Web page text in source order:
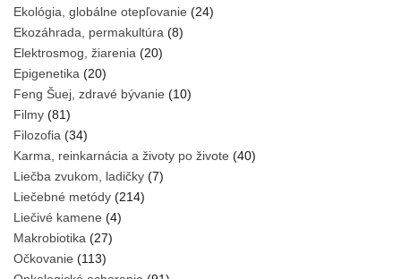
Ekológia, globálne otepľovanie (24)
Ekozáhrada, permakultúra (8)
Elektrosmog, žiarenia (20)
Epigenetika (20)
Feng Šuej, zdravé bývanie (10)
Filmy (81)
Filozofia (34)
Karma, reinkarnácia a životy po živote (40)
Liečba zvukom, ladičky (7)
Liečebné metódy (214)
Liečivé kamene (4)
Makrobiotika (27)
Očkovanie (113)